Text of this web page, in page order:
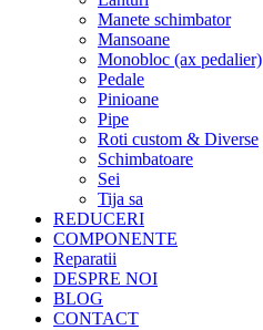
Manete schimbator
Mansoane
Monobloc (ax pedalier)
Pedale
Pinioane
Pipe
Roti custom & Diverse
Schimbatoare
Sei
Tija sa
REDUCERI
COMPONENTE
Reparatii
DESPRE NOI
BLOG
CONTACT